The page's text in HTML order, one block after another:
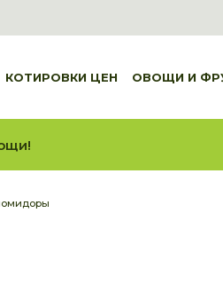
КОТИРОВКИ ЦЕН ОВОЩИ И